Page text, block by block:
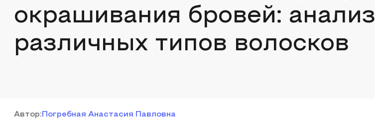
окрашивания бровей: анализ
различных типов волосков
Автор: Погребная Анастасия Павловна